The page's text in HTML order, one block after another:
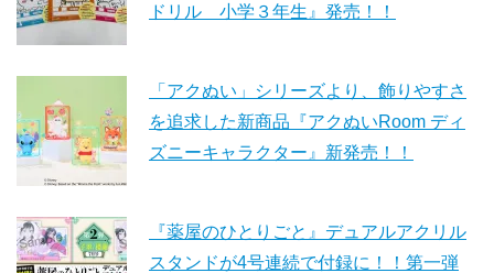
ドリル 小学３年生』発売！！
「アクぬい」シリーズより、飾りやすさ
を追求した新商品『アクぬいRoom ディ
ズニーキャラクター』新発売！！
『薬屋のひとりごと』デュアルアクリル
スタンドが4号連続で付録に！！第一弾